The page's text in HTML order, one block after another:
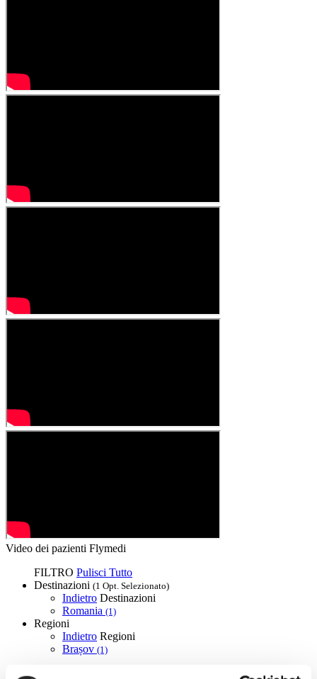
Video dei pazienti Flymedi
FILTRO Pulisci Tutto
Destinazioni (1 Opt. Selezionato)
Indietro Destinazioni
Romania (1)
Regioni
Indietro Regioni
Brașov (1)
Flymedi